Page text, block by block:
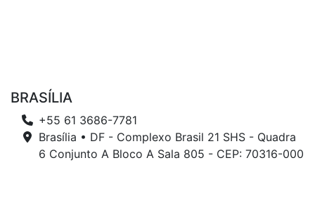
BRASÍLIA
+55 61 3686-7781
Brasília • DF - Complexo Brasil 21 SHS - Quadra
6 Conjunto A Bloco A Sala 805 - CEP: 70316-000